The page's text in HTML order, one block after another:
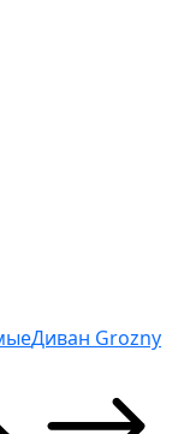
Диван Grozny